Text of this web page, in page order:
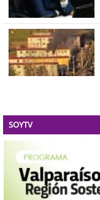
SOYTV